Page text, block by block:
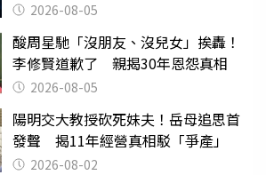
2026-08-05
酸周星馳「沒朋友、沒兒女」挨轟！
李修賢道歉了 親揭30年恩怨真相
2026-08-05
陽明交大教授砍死妹夫！岳母追思首
發聲 揭11年經營真相駁「爭產」
2026-08-02